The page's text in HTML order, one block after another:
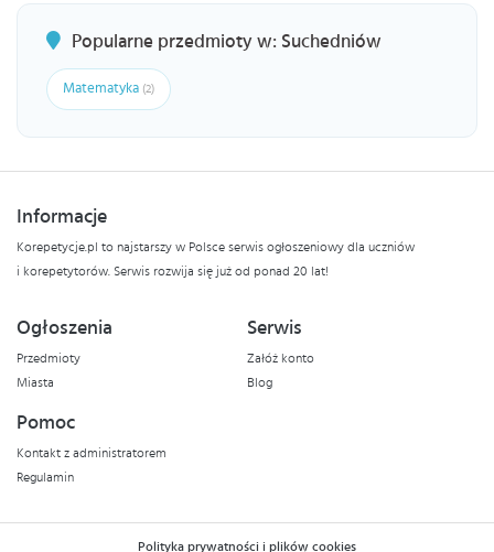
Popularne przedmioty w: Suchedniów
Matematyka (2)
Informacje
Korepetycje.pl to najstarszy w Polsce serwis ogłoszeniowy dla uczniów
i korepetytorów. Serwis rozwija się już od ponad 20 lat!
Ogłoszenia
Przedmioty
Miasta
Serwis
Załóż konto
Blog
Pomoc
Kontakt z administratorem
Regulamin
Polityka prywatności i plików cookies